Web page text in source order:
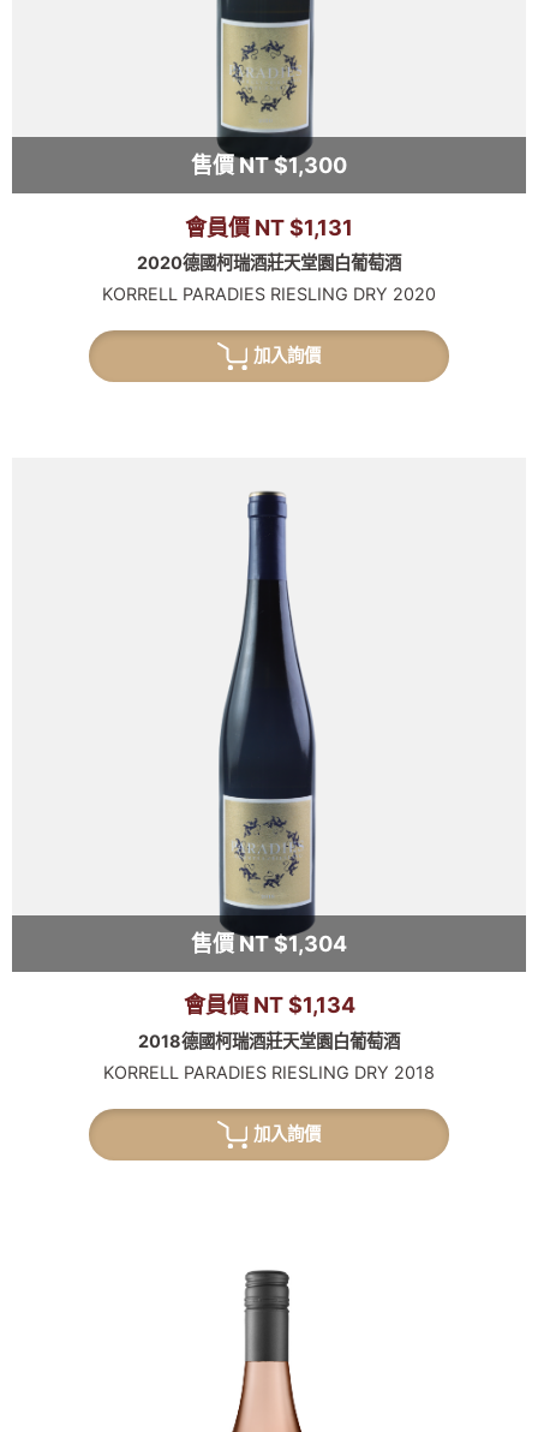
售價 NT $1,300
會員價 NT $1,131
2020德國柯瑞酒莊天堂園白葡萄酒
KORRELL PARADIES RIESLING DRY 2020
加入詢價
售價 NT $1,304
會員價 NT $1,134
2018德國柯瑞酒莊天堂園白葡萄酒
KORRELL PARADIES RIESLING DRY 2018
加入詢價